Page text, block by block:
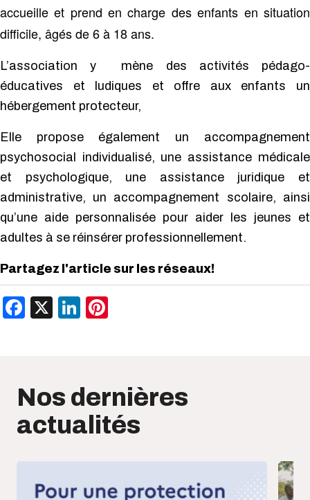
accueille et prend en charge des enfants en situation
difficile, âgés de 6 à 18 ans.
L’association y mène des activités pédago-
éducatives et ludiques et offre aux enfants un
hébergement protecteur,
Elle propose également un accompagnement
psychosocial individualisé, une assistance médicale
et psychologique, une assistance juridique et
administrative, un accompagnement scolaire, ainsi
qu’une aide personnalisée pour aider les jeunes et
adultes à se réinsérer professionnellement.
Partagez l'article sur les réseaux!
Facebook
X LinkedIn
Nos dernières
actualités